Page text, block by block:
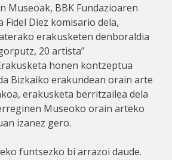
Museoak, BBK Fundazioaren
Díez komisario dela,
erakusketen denboraldia
20 artista”
honen kontzeptua
Bizkaiko erakundean orain arte
erakusketa berritzailea dela
Museoko orain arteko
izanez gero.
funtsezko bi arrazoi daude.